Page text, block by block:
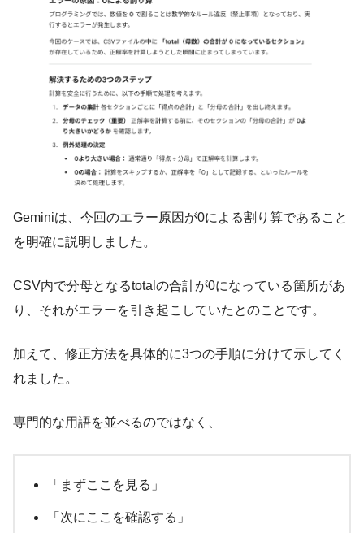
Geminiは、今回のエラー原因が0による割り算であること
を明確に説明しました。
CSV内で分母となるtotalの合計が0になっている箇所があ
り、それがエラーを引き起こしていたとのことです。
加えて、修正方法を具体的に3つの手順に分けて示してく
れました。
専門的な用語を並べるのではなく、
「まずここを見る」
「次にここを確認する」